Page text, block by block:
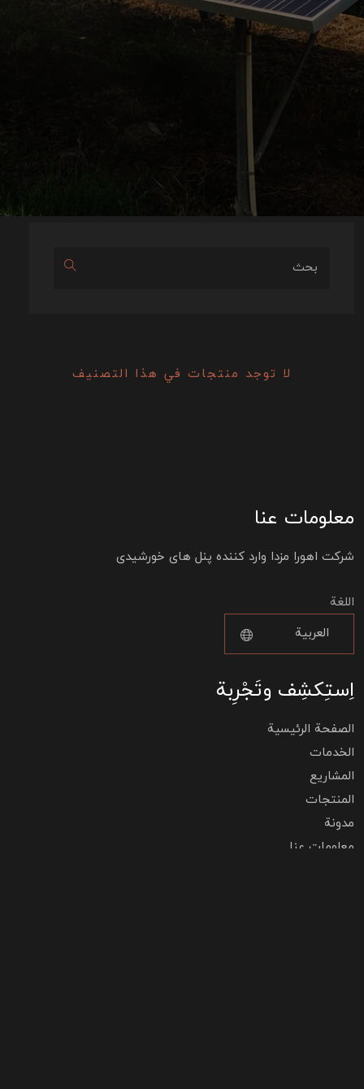
لا توجد منتجات في هذا التصنيف
معلومات عنا
شرکت اهورا مزدا وارد کننده پنل های خورشیدی
اللغة
اِستِكشِف وتَجْرِبة
الصفحة الرئيسية
الخدمات
المشاريع
المنتجات
مدونة
معلومات عنا